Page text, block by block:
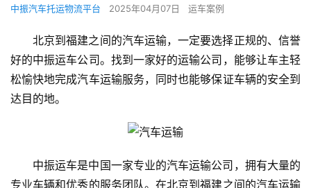
中振汽车托运物流平台 2025年04月07日 运车案例
北京到福建之间的汽车运输，一定要选择正规的、信誉
好的中振运车公司。找到一家好的运输公司，能够让车主轻
松愉快地完成汽车运输服务，同时也能够保证车辆的安全到
达目的地。
中振运车是中国一家专业的汽车运输公司，拥有大量的
专业车辆和优秀的服务团队。在北京到福建之间的汽车运输